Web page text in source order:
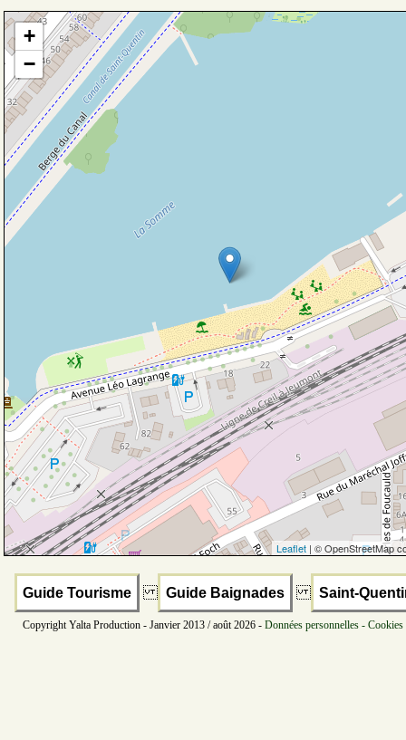
+
−
Leaflet | © OpenStreetMap
Guide Tourisme Guide Baignades Saint-
Copyright Yalta Production - Janvier 2013 / août 2026 - Données personnelles -